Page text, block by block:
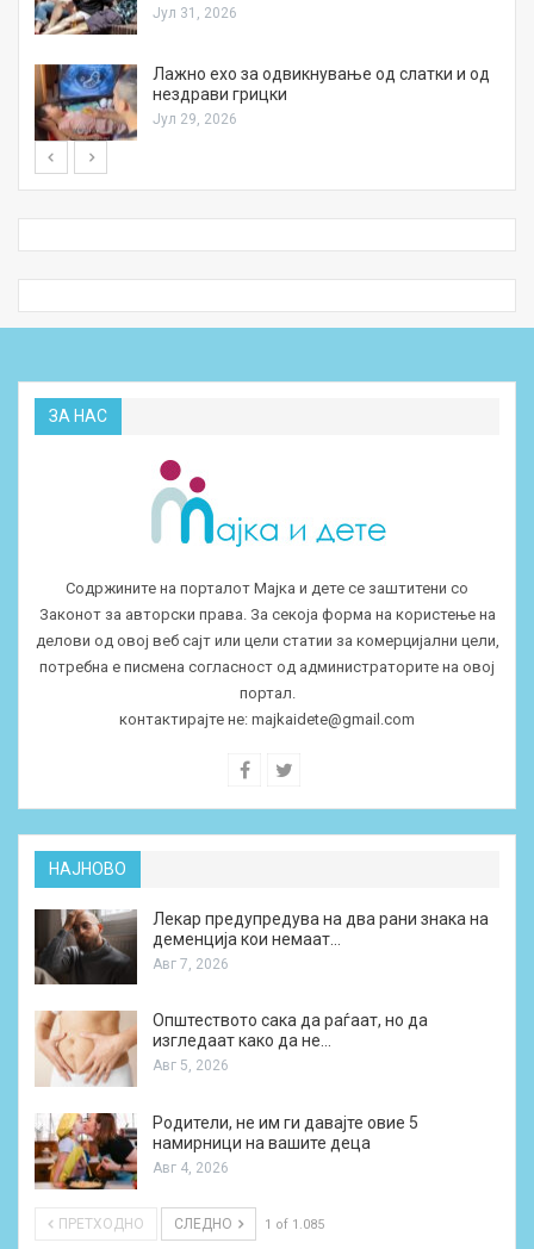
Јул 31, 2026
Лажно ехо за одвикнување од слатки и од
нездрави грицки
Јул 29, 2026
ЗА НАС
Содржините на порталот Мајка и дете се заштитени со
Законот за авторски права. За секоја форма на користење на
делови од овој веб сајт или цели статии за комерцијални цели,
потребна е писмена согласност од администраторите на овој
портал.
контактирајте не: majkaidete@gmail.com
НАЈНОВО
Лекар предупредува на два рани знака на
деменција кои немаат…
Авг 7, 2026
Општеството сака да раѓаат, но да
изгледаат како да не…
Авг 5, 2026
Родители, не им ги давајте овие 5
намирници на вашите деца
Авг 4, 2026
ПРЕТХОДНО СЛЕДНО 1 of 1.085